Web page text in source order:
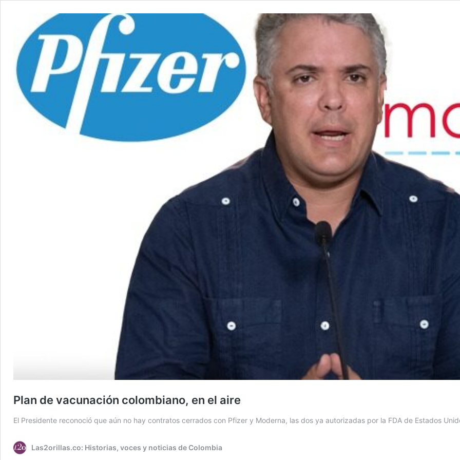
Plan de vacunación colombiano, en el aire
El Presidente reconoció que aún no hay contratos cerrados con Pfizer y Moderna, las dos ya autorizadas por la FDA de Estados
Las2orillas.co: Historias, voces y noticias de Colombia